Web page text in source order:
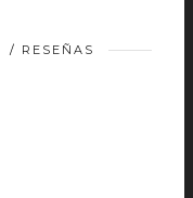
/ RESEÑAS